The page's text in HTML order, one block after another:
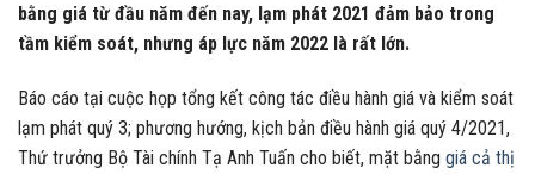
bằng giá từ đầu năm đến nay, lạm phát 2021 đảm bảo trong
tầm kiểm soát, nhưng áp lực năm 2022 là rất lớn.
Báo cáo tại cuộc họp tổng kết công tác điều hành giá và kiểm soát
lạm phát quý 3; phương hướng, kịch bản điều hành giá quý 4/2021,
Thứ trưởng Bộ Tài chính Tạ Anh Tuấn cho biết, mặt bằng giá cả thị